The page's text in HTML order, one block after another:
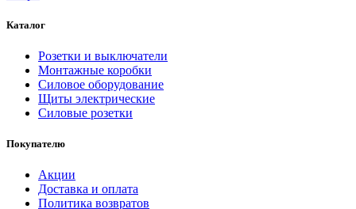
Каталог
Розетки и выключатели
Монтажные коробки
Силовое оборудование
Щиты электрические
Силовые розетки
Покупателю
Акции
Доставка и оплата
Политика возвратов